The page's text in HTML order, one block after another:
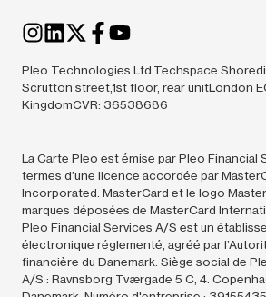
Pleo Technologies Ltd.Techspace
Scrutton street,1st floor, rear unitLondon
KingdomCVR: 36538686
La Carte Pleo est émise par Pleo Financial
termes d’une licence accordée par
Incorporated. MasterCard et le logo
marques déposées de MasterCard
Pleo Financial Services A/S est un
électronique réglementé, agréé par
financière du Danemark. Siège social de
A/S : Ravnsborg Tværgade 5 C, 4.